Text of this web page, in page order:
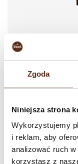
Zgoda
Niniejsza strona
Wykorzystujemy
i reklam, aby
analizować ruch
korzystasz z
Orange
Explore excellent
of candied orange
or E476. Includes
certification.